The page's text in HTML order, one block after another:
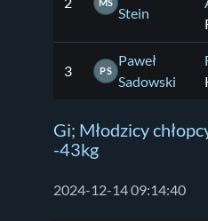
MS
Stein
3 PS
Paweł
Sadowski
Gi; Młodzicy
-43kg
2024-12-14 09:14:40